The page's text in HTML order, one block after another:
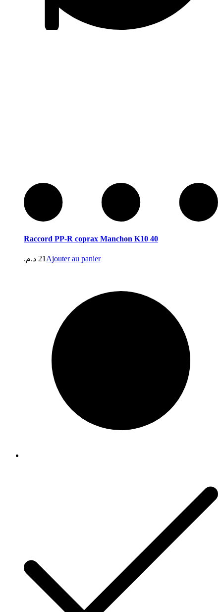
Raccord PP-R coprax Manchon K10 40
21 د.م. Ajouter au panier